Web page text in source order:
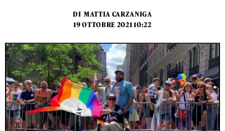
DI MATTIA CARZANIGA
19 OTTOBRE 2021 10:22